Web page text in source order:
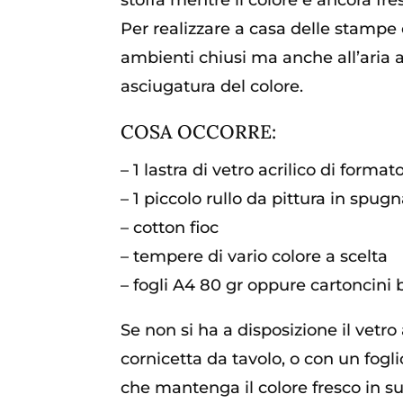
Per realizzare a casa delle
ambienti chiusi ma anche all’aria
asciugatura del colore.
COSA OCCORRE:
– 1 lastra di vetro acrilico di
– 1 piccolo rullo da pittura in
– cotton fioc
– tempere di vario colore a scelta
– fogli A4 80 gr oppure cartoncini
Se non si ha a disposizione il
cornicetta da tavolo, o con un
che mantenga il colore fresco in